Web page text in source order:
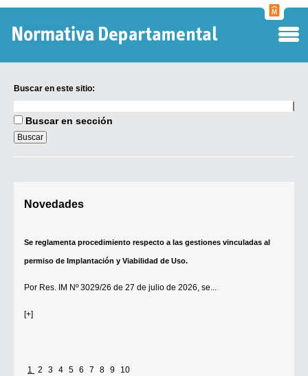
Buscar en este sitio:
en
sitio:
Buscar en sección
Novedades
Se reglamenta procedimiento respecto a las gestiones vinculadas al
permiso de Implantación y Viabilidad de Uso.
Por Res. IM Nº 3029/26 de 27 de julio de 2026, se...
[+]
1 2 3 4 5 6 7 8 9 10